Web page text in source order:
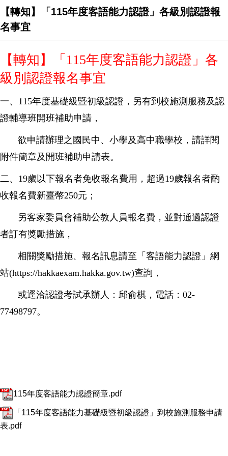
【轉知】「115年度客語能力認證」各級別認證報
名事宜
【轉知】「115年度客語能力認證」各
級別認證報名事宜
一、115年度基礎級暨初級認證，另有到校施測服務及認
證輔導班開班補助申請，
欲申請辦理之國民中、小學及高中職學校，請詳閱
附件簡章及開班補助申請表。
二、19歲以下報名者免收報名費用，超過19歲報名者酌
收報名費新臺幣250元；
另客家委員會補助公教人員報名費，並對通過認證
者訂有獎勵措施，
相關獎勵措施、報名訊息請至「客語能力認證」網
站(https://hakkaexam.hakka.gov.tw)查詢，
或逕洽認證考試承辦人：邱俞棋，電話：02-
77498797。
115年度客語能力認證簡章.pdf
「115年度客語能力基礎級暨初級認證」到校施測服務申請
表.pdf